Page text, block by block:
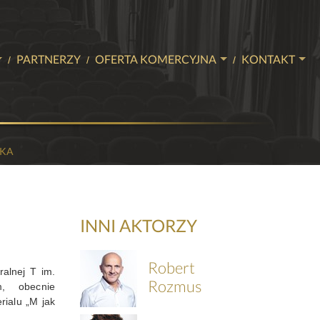
PARTNERZY OFERTA KOMERCYJNA
WIĘCEJ NIŻ TEATR
KONTAKT
T im.
obecnie
„M jak
INNI AKTORZY
Robert
Rozmus